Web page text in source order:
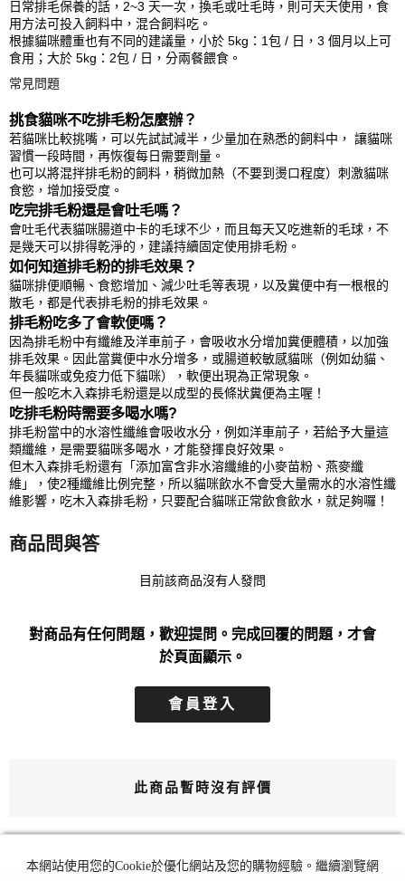
日常排毛保養的話，2~3 天一次，換毛或吐毛時，則可天天使用，食
用方法可投入飼料中，混合飼料吃。
根據貓咪體重也有不同的建議量，小於 5kg：1包 / 日，3 個月以上可
食用；大於 5kg：2包 / 日，分兩餐餵食。
常見問題
挑食貓咪不吃排毛粉怎麼辦？
若貓咪比較挑嘴，可以先試試減半，少量加在熟悉的飼料中， 讓貓咪
習慣一段時間，再恢復每日需要劑量。
也可以將混拌排毛粉的飼料，稍微加熱（不要到燙口程度）刺激貓咪
食慾，增加接受度。
吃完排毛粉還是會吐毛嗎？
會吐毛代表貓咪腸道中卡的毛球不少，而且每天又吃進新的毛球，不
是幾天可以排得乾淨的，建議持續固定使用排毛粉。
如何知道排毛粉的排毛效果？
貓咪排便順暢、食慾增加、減少吐毛等表現，以及糞便中有一根根的
散毛，都是代表排毛粉的排毛效果。
排毛粉吃多了會軟便嗎？
因為排毛粉中有纖維及洋車前子，會吸收水分增加糞便體積，以加強
排毛效果。因此當糞便中水分增多，或腸道較敏感貓咪（例如幼貓、
年長貓咪或免疫力低下貓咪），軟便出現為正常現象。
但一般吃木入森排毛粉還是以成型的長條狀糞便為主喔！
吃排毛粉時需要多喝水嗎?
排毛粉當中的水溶性纖維會吸收水分，例如洋車前子，若給予大量這
類纖維，是需要貓咪多喝水，才能發揮良好效果。
但木入森排毛粉還有「添加富含非水溶纖維的小麥苗粉、燕麥纖
維」，使2種纖維比例完整，所以貓咪飲水不會受大量需水的水溶性纖
維影響，吃木入森排毛粉，只要配合貓咪正常飲食飲水，就足夠囉！
商品問與答
目前該商品沒有人發問
對商品有任何問題，歡迎提問。完成回覆的問題，才會
於頁面顯示。
會員登入
此商品暫時沒有評價
本網站使用您的Cookie於優化網站及您的購物經驗。繼續瀏覽網